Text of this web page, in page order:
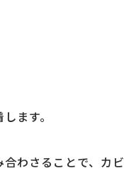
ます。
わさることで、カビ